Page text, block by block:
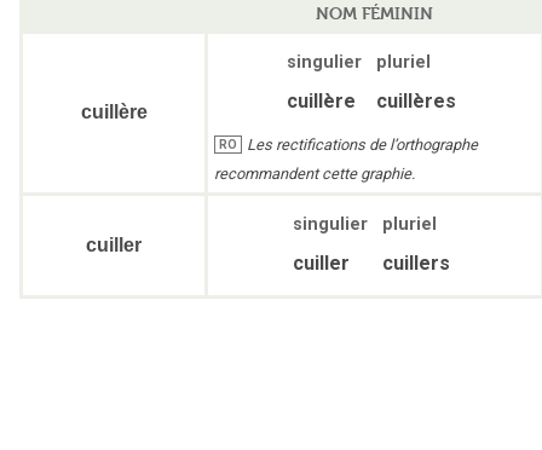
NOM FÉMININ
cuillère
singulier pluriel
cuillère cuillères
RO
Les rectifications de l’orthographe
recommandent cette graphie.
cuiller
singulier pluriel
cuiller cuillers